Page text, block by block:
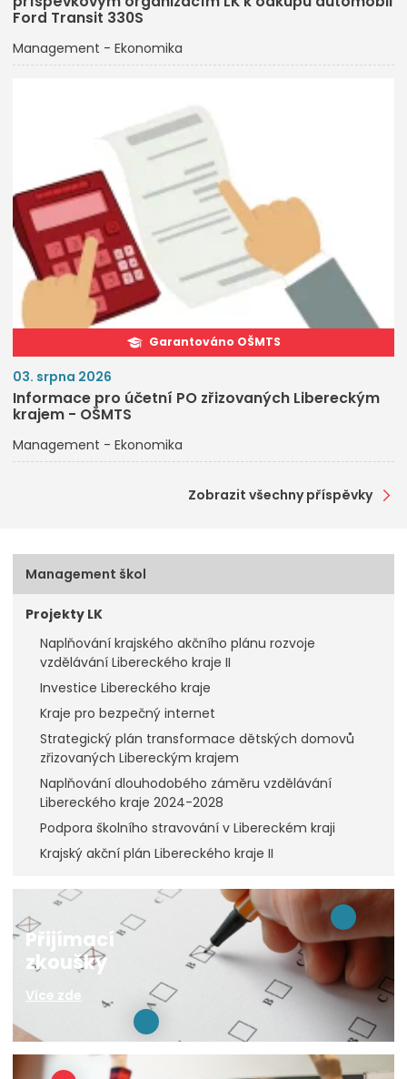
Ford Transit 330S
Management - Ekonomika
Garantováno OŠMTS
03. srpna 2026
Informace pro účetní PO zřizovaných Libereckým
krajem - OŠMTS
Management - Ekonomika
Zobrazit všechny příspěvky
Management škol
Projekty LK
Naplňování krajského akčního plánu rozvoje
vzdělávání Libereckého kraje II
Investice Libereckého kraje
Kraje pro bezpečný internet
Strategický plán transformace dětských domovů
zřizovaných Libereckým krajem
Naplňování dlouhodobého záměru vzdělávání
Libereckého kraje 2024-2028
Podpora školního stravování v Libereckém kraji
Krajský akční plán Libereckého kraje II
Přijímací
zkoušky
Více zde